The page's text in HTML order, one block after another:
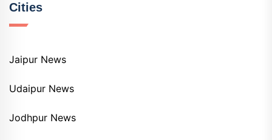
Cities
Jaipur News
Udaipur News
Jodhpur News